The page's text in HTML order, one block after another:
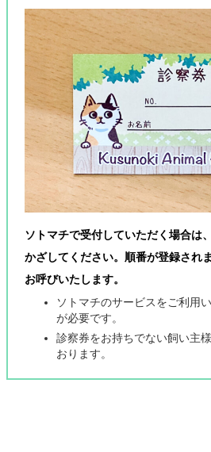
ソトマチで受付していただく場合は
かざしてください。順番が登録され
お呼びいたします。
ソトマチのサービスをご利用
が必要です。
診察券をお持ちでない飼い主
おります。